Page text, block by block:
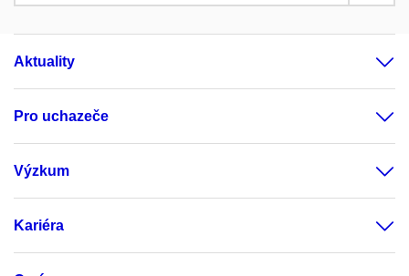
Aktuality
Pro uchazeče
Výzkum
Kariéra